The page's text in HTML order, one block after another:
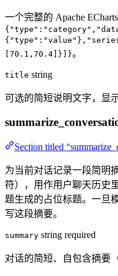
一个完整的 Apache
[70.1,70.4]}]}。
title string
可选的简短说明文字，显
Section titled
为当前对话记录一段简明
符），用作用户聊天历史
题生成的占位标题。一旦
写这段摘要。
summary string required
对话的简短、自包含摘要